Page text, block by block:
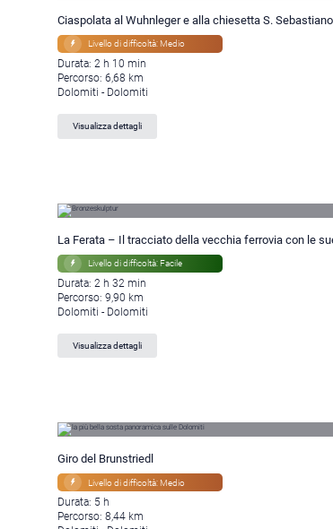
Ciaspolata al Wuhnleger e alla chiesetta S. Sebastiano
Livello di difficoltà: Medio
Durata: 2 h 10 min
Percorso: 6,68 km
Dolomiti - Dolomiti
Visualizza dettagli
La Ferata – Il tracciato della vecchia ferrovia con le
Livello di difficoltà: Facile
Durata: 2 h 32 min
Percorso: 9,90 km
Dolomiti - Dolomiti
Visualizza dettagli
Giro del Brunstriedl
Livello di difficoltà: Medio
Durata: 5 h
Percorso: 8,44 km